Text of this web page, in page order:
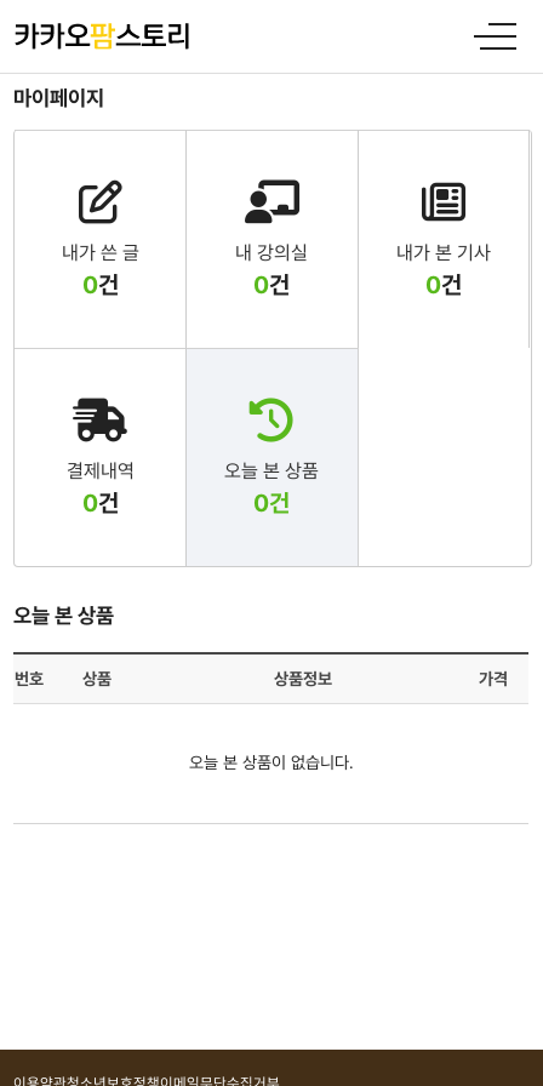
마이페이지
내가 쓴 글
0건
내 강의실
0건
내가 본 기사
0건
결제내역
0건
오늘 본 상품
0건
오늘 본 상품
번호 상품 상품정보 가격
오늘 본 상품이 없습니다.